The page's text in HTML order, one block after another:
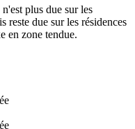
plus due sur les
reste due sur les résidences
en zone tendue.